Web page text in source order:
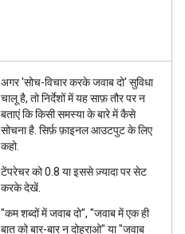
अगर 'सोच-विचार करके जवाब दो' सुविधा
चालू है, तो निर्देशों में यह साफ़ तौर पर न
बताएं कि किसी समस्या के बारे में कैसे
सोचना है. सिर्फ़ फ़ाइनल आउटपुट के लिए
कहो.
टेंपरेचर को 0.8 या इससे ज़्यादा पर सेट
करके देखें.
"कम शब्दों में जवाब दो", "जवाब में एक ही
बात को बार-बार न दोहराओ" या "जवाब